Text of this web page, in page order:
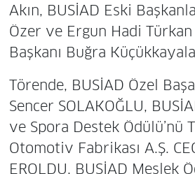
Akın, BUSİAD Eski
Özer ve Ergun Hadi
Başkanı Buğra
Törende, BUSİAD Özel
Sencer SOLAKOĞLU,
ve Spora Destek Ödülü’nü
Otomotiv Fabrikası A.Ş.
EROLDU, BUSİAD Meslek